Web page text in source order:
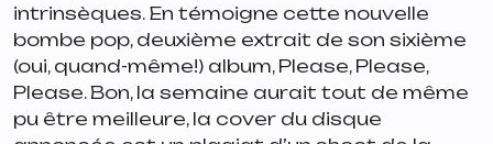
intrinsèques. En témoigne cette nouvelle
bombe pop, deuxième extrait de son sixième
(oui, quand-même!) album, Please, Please,
Please. Bon, la semaine aurait tout de même
pu être meilleure, la cover du disque